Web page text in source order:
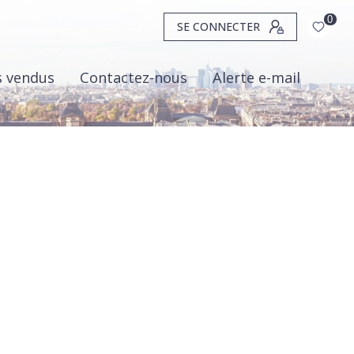
SE CONNECTER 0
vendus Contactez-nous Alerte e-mail